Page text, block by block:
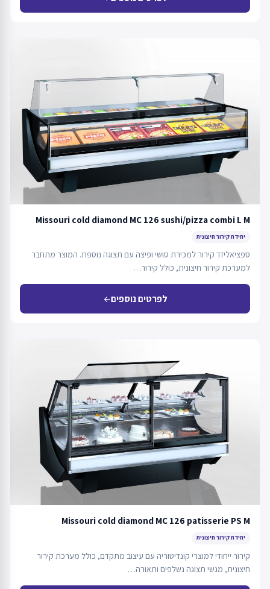
Missouri cold diamond MC 126 sushi/pizza combi L M
יחידת קירור חיצונית
ספציאליזד קירור למכירת סושי ופיצה עם תצוגה נוספת. המוצר מתחבר
למערכת קירור חיצונית, כולל קירור…
לפרטים נוספיםarrow_back
Missouri cold diamond MC 126 patisserie PS M
יחידת קירור חיצונית
קירור ייחודי למוצרי קונדיטוריה עם עיצוב מתקדם, כולל מערכת קירור
חיצונית, מגשי תצוגה נשלפים ותאורה…